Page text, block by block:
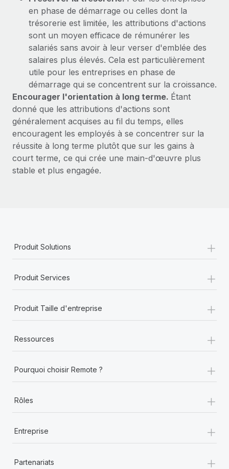
En savoir plus
en phase de démarrage ou celles dont la
trésorerie est limitée, les attributions d'actions
sont un moyen efficace de rémunérer les
salariés sans avoir à leur verser d'emblée des
salaires plus élevés. Cela est particulièrement
utile pour les entreprises en phase de
démarrage qui se concentrent sur la croissance.
Encourager l'orientation à long terme. Étant
donné que les attributions d'actions sont
généralement acquises au fil du temps, elles
encouragent les employés à se concentrer sur la
réussite à long terme plutôt que sur les gains à
court terme, ce qui crée une main-d'œuvre plus
stable et plus engagée.
Produit Solutions +
Produit Services +
Produit Taille d'entreprise +
Ressources +
Pourquoi choisir Remote ? +
Rôles +
Entreprise +
Partenariats +